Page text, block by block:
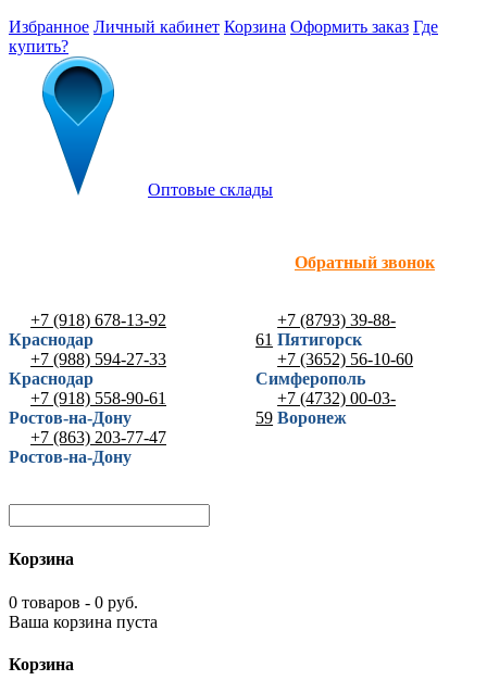
Избранное Личный кабинет Корзина Оформить заказ Где
купить?
Оптовые склады
Обратный звонок
+7 (918) 678-13-92
Краснодар
+7 (988) 594-27-33
Краснодар
+7 (918) 558-90-61
Ростов-на-Дону
+7 (863) 203-77-47
Ростов-на-Дону
+7 (8793) 39-88-
61 Пятигорск
+7 (3652) 56-10-60
Симферополь
+7 (4732) 00-03-
59 Воронеж
Корзина
0 товаров - 0 руб.
Ваша корзина пуста
Корзина